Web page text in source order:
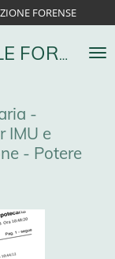
RETE NAZIONALE FORENSE
FORENSE
-
IMU e
- Potere